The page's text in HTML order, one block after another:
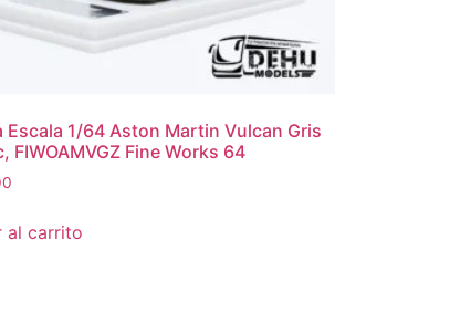
Escala 1/64 Aston Martin Vulcan Gris
FIWOAMVGZ Fine Works 64
al carrito